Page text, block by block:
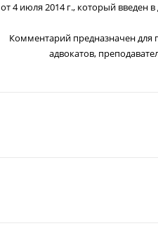
от 4 июля 2014 г., который введен
Комментарий предназначен для
адвокатов,